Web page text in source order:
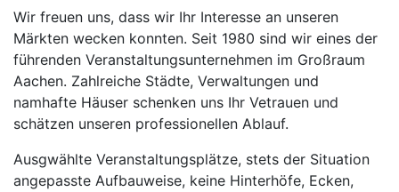
Wir freuen uns, dass wir Ihr Interesse an unseren
Märkten wecken konnten. Seit 1980 sind wir eines der
führenden Veranstaltungsunternehmen im Großraum
Aachen. Zahlreiche Städte, Verwaltungen und
namhafte Häuser schenken uns Ihr Vetrauen und
schätzen unseren professionellen Ablauf.
Ausgwählte Veranstaltungsplätze, stets der Situation
angepasste Aufbauweise, keine Hinterhöfe, Ecken,